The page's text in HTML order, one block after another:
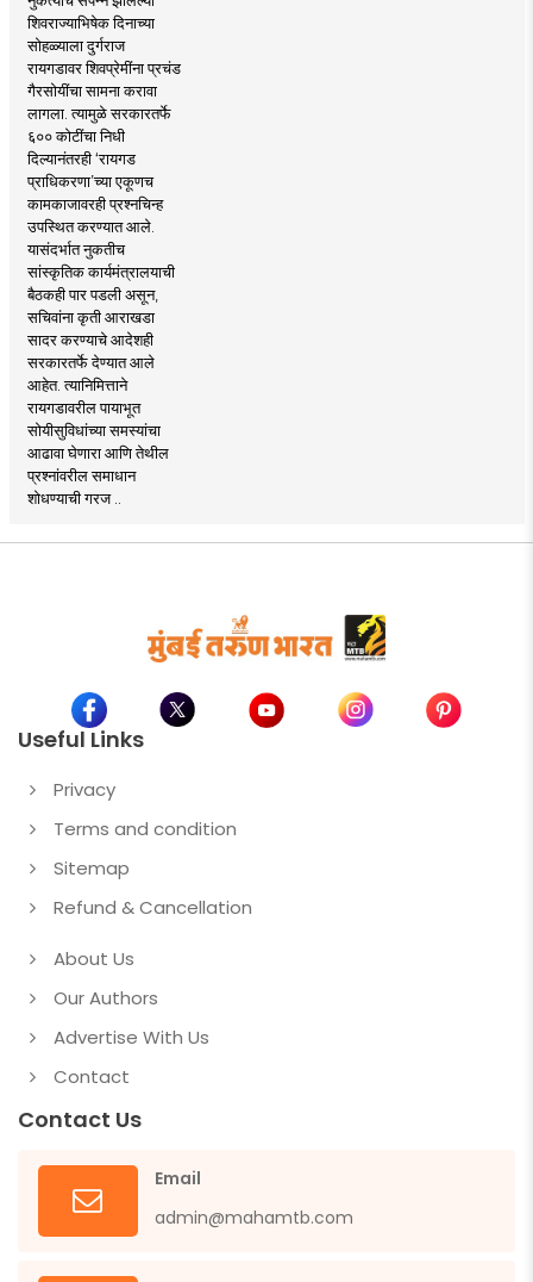
शिवराज्याभिषेक दिनाच्या
सोहळ्याला दुर्गराज
रायगडावर शिवप्रेमींना प्रचंड
गैरसोयींचा सामना करावा
लागला. त्यामुळे सरकारतर्फे
६०० कोटींचा निधी
दिल्यानंतरही ‘रायगड
प्राधिकरणा’च्या एकूणच
कामकाजावरही प्रश्नचिन्ह
उपस्थित करण्यात आले.
यासंदर्भात नुकतीच
सांस्कृतिक कार्यमंत्रालयाची
बैठकही पार पडली असून,
सचिवांना कृती आराखडा
सादर करण्याचे आदेशही
सरकारतर्फे देण्यात आले
आहेत. त्यानिमित्ताने
रायगडावरील पायाभूत
सोयीसुविधांच्या समस्यांचा
आढावा घेणारा आणि तेथील
प्रश्नांवरील समाधान
शोधण्याची गरज ..
Useful Links
Privacy
Terms and condition
Sitemap
Refund & Cancellation
About Us
Our Authors
Advertise With Us
Contact
Contact Us
Email
admin@mahamtb.com